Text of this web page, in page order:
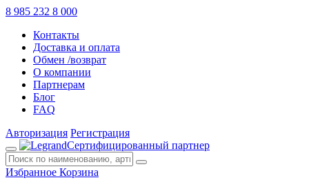
8 985 232 8 000
Контакты
Доставка и оплата
Обмен /возврат
О компании
Партнерам
Блог
FAQ
Авторизация Регистрация
Сертифицированный партнер
Избранное Корзина